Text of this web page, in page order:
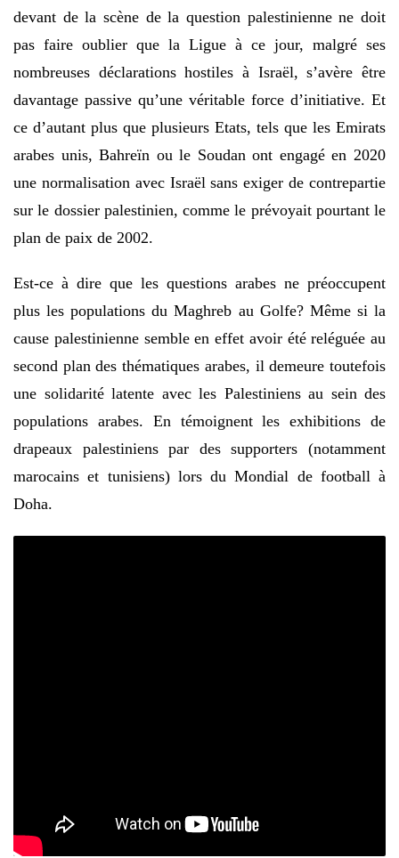
devant de la scène de la question palestinienne ne doit
pas faire oublier que la Ligue à ce jour, malgré ses
nombreuses déclarations hostiles à Israël, s’avère être
davantage passive qu’une véritable force d’initiative. Et
ce d’autant plus que plusieurs Etats, tels que les Emirats
arabes unis, Bahreïn ou le Soudan ont engagé en 2020
une normalisation avec Israël sans exiger de contrepartie
sur le dossier palestinien, comme le prévoyait pourtant le
plan de paix de 2002.
Est-ce à dire que les questions arabes ne préoccupent
plus les populations du Maghreb au Golfe? Même si la
cause palestinienne semble en effet avoir été reléguée au
second plan des thématiques arabes, il demeure toutefois
une solidarité latente avec les Palestiniens au sein des
populations arabes. En témoignent les exhibitions de
drapeaux palestiniens par des supporters (notamment
marocains et tunisiens) lors du Mondial de football à
Doha.